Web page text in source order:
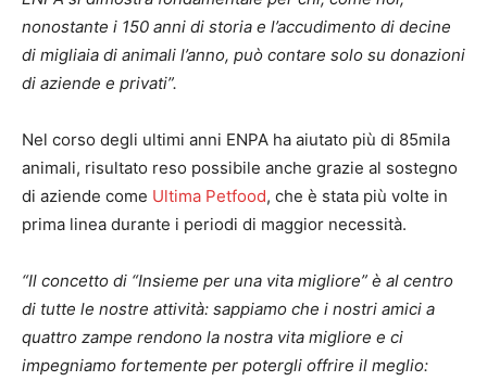
nonostante i 150 anni di storia e l’accudimento di decine
di migliaia di animali l’anno, può contare solo su donazioni
di aziende e privati”.
Nel corso degli ultimi anni ENPA ha aiutato più di 85mila
animali, risultato reso possibile anche grazie al sostegno
di aziende come Ultima Petfood, che è stata più volte in
prima linea durante i periodi di maggior necessità.
“Il concetto di “Insieme per una vita migliore” è al centro
di tutte le nostre attività: sappiamo che i nostri amici a
quattro zampe rendono la nostra vita migliore e ci
impegniamo fortemente per potergli offrire il meglio: